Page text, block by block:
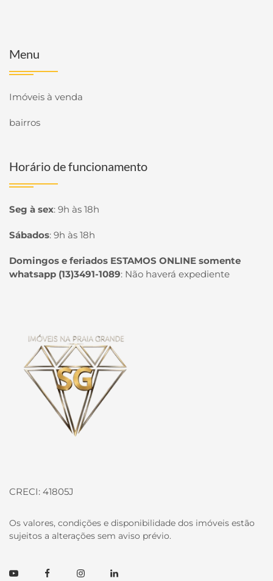
Menu
Imóveis à venda
bairros
Horário de funcionamento
Seg à sex: 9h às 18h
Sábados: 9h às 18h
Domingos e feriados ESTAMOS ONLINE somente
whatsapp (13)3491-1089: Não haverá expediente
CRECI: 41805J
Os valores, condições e disponibilidade dos imóveis estão
sujeitos a alterações sem aviso prévio.
YoutubeFacebookInstagramLinkedin